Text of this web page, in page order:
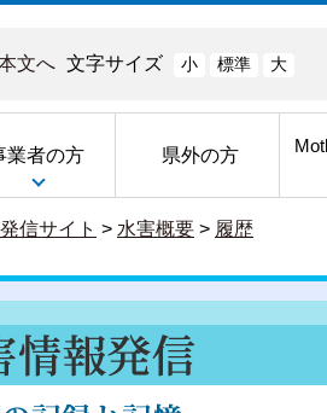
文へ 文字サイズ 小 標準 大
業者の方 県外の方
信サイト > 水害概要 > 履歴